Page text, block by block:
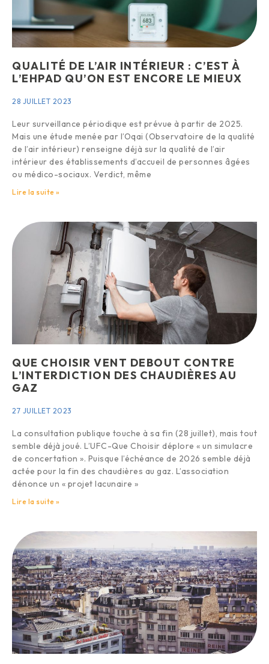
QUALITÉ DE L’AIR INTÉRIEUR : C’EST À
L’EHPAD QU’ON EST ENCORE LE MIEUX
28 JUILLET 2023
Leur surveillance périodique est prévue à partir de 2025.
Mais une étude menée par l’Oqai (Observatoire de la qualité
de l’air intérieur) renseigne déjà sur la qualité de l’air
intérieur des établissements d’accueil de personnes âgées
ou médico-sociaux. Verdict, même
Lire la suite »
QUE CHOISIR VENT DEBOUT CONTRE
L’INTERDICTION DES CHAUDIÈRES AU
GAZ
27 JUILLET 2023
La consultation publique touche à sa fin (28 juillet), mais tout
semble déjà joué. L’UFC-Que Choisir déplore « un simulacre
de concertation ». Puisque l’échéance de 2026 semble déjà
actée pour la fin des chaudières au gaz. L’association
dénonce un « projet lacunaire »
Lire la suite »